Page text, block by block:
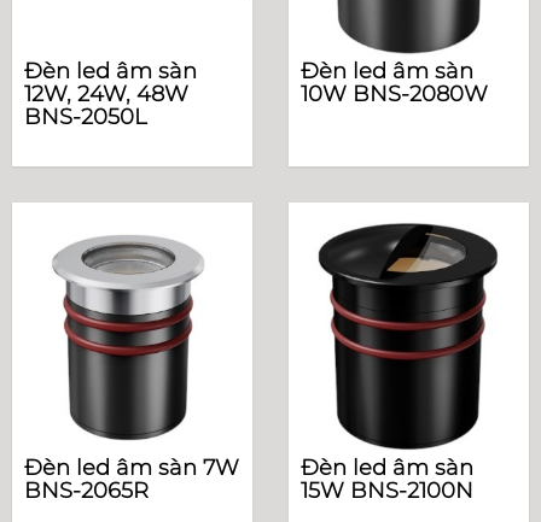
Đèn led âm sàn
12W, 24W, 48W
BNS-2050L
Đèn led âm sàn
10W BNS-2080W
Đèn led âm sàn 7W
BNS-2065R
Đèn led âm sàn
15W BNS-2100N